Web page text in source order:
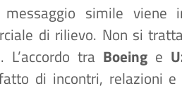
simile
di rilievo. Non si
L’accordo tra Boeinge
di incontri, relazioni